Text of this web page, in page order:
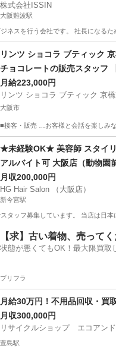
株式会社ISSIN
大阪難波駅
ネスを行う会社です。 社長になる
その他 業務
リンツ ショコラ ブティック
チョコレートの販売スタッフ
月給223,000円
リンツ ショコラ ブティック 京
大阪市
客・販売 …お客様と会話を楽しみ
飲食
★未経験OK★ 美容師 スタイ
アルバイト可 大阪店（動物園
月収200,000円
HG Hair Salon （大阪店）
新今宮駅
タッフ募集しています。 当店は日
新今宮駅 美容師 未経験
【求】古い着物、売って
状態が悪くてもOK！最大限買取
プリフラ
月給30万円！不用品回収・買
月収300,000円
リサイクルショップ エコアンド
萱島駅